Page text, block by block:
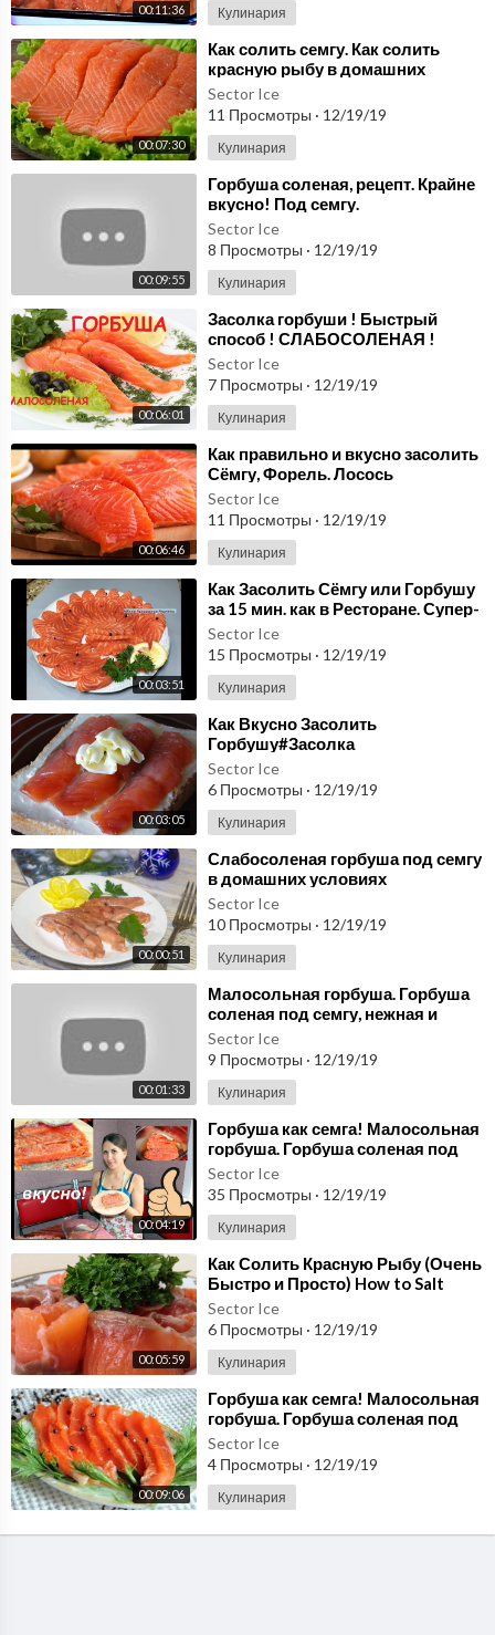
00:11:36 Кулинария
00:07:30
⁣Как солить семгу. Как солить
красную рыбу в домашних
условиях. Малосольная семга.
Sector Ice
11 Просмотры · 12/19/19
Кулинария
00:09:55
⁣Горбуша соленая, рецепт. Крайне
вкусно! Под семгу.
Sector Ice
8 Просмотры · 12/19/19
Кулинария
00:06:01
⁣Засолка горбуши ! Быстрый
способ ! СЛАБОСОЛЕНАЯ !
Быстро и Вкусно ! ( salt fish )
Sector Ice
7 Просмотры · 12/19/19
Кулинария
00:06:46
⁣Как правильно и вкусно засолить
Сёмгу, Форель. Лосось
слабосолёный.(light-salted
salmon).
Sector Ice
11 Просмотры · 12/19/19
Кулинария
00:03:51
⁣Как Засолить Сёмгу или Горбушу
за 15 мин. как в Ресторане. Супер-
Рецепт. Как засолить красную
рыбу.
Sector Ice
15 Просмотры · 12/19/19
Кулинария
00:03:05
⁣Как Вкусно Засолить
Горбушу#Засолка
Горбуши#Малосольная
Горбуша//Salted salmon
Sector Ice
6 Просмотры · 12/19/19
Кулинария
00:00:51
⁣Слабосоленая горбуша под семгу
в домашних условиях
Sector Ice
10 Просмотры · 12/19/19
Кулинария
00:01:33
⁣Малосольная горбуша. Горбуша
соленая под семгу, нежная и
вкусная!
Sector Ice
9 Просмотры · 12/19/19
Кулинария
00:04:19
⁣Горбуша как семга! Малосольная
горбуша. Горбуша соленая под
семгу быстрый и простой способ!
Sector Ice
35 Просмотры · 12/19/19
Кулинария
00:05:59
⁣Как Солить Красную Рыбу (Очень
Быстро и Просто) How to Salt
Salmon, English Subtitles
Sector Ice
6 Просмотры · 12/19/19
Кулинария
00:09:06
⁣Горбуша как семга! Малосольная
горбуша. Горбуша соленая под
семгу быстрый способ!
Sector Ice
4 Просмотры · 12/19/19
Кулинария